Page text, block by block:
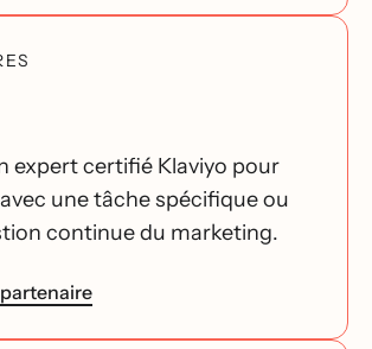
expert certifié Klaviyo pour
une tâche spécifique ou
continue du marketing.